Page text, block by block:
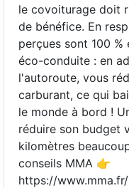
le covoiturage doit
de bénéfice. En
perçues sont 100
éco-conduite : en
l'autoroute, vous
carburant, ce qui
le monde à bord !
réduire son budget
kilomètres
conseils MMA 👉
https://